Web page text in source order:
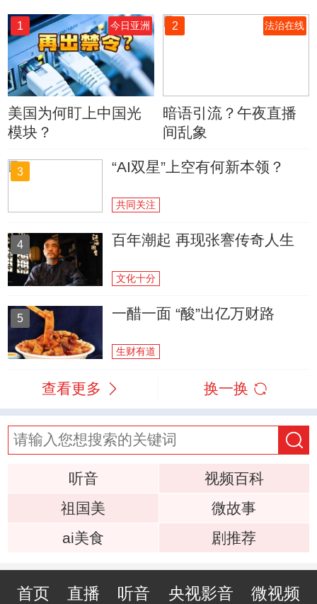
1 今日亚洲
美国为何盯上中国光
模块？
2 法治在线
暗语引流？午夜直播
间乱象
3 “AI双星”上空有何新本领？
共同关注
4 百年潮起 再现张謇传奇人生
文化十分
5 一醋一面 “酸”出亿万财路
生财有道
查看更多 换一换
听音
视频百科
祖国美
微故事
ai美食
剧推荐
首页 直播 听音 央视影音 微视频